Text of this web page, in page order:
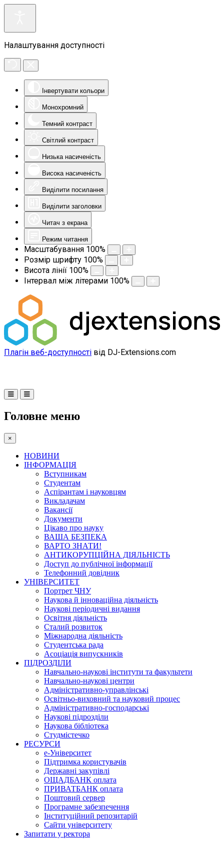
Налаштування доступності
Інвертувати кольори
Монохромний
Темний контраст
Світлий контраст
Низька насиченість
Висока насиченість
Виділити посилання
Виділити заголовки
Читач з екрана
Режим читання
Масштабування 100%
Розмір шрифту 100%
Висота лінії 100%
Інтервал між літерами 100%
Плагін веб-доступності від DJ-Extensions.com
Головне меню
×
НОВИНИ
ІНФОРМАЦІЯ
Вступникам
Студентам
Аспірантам і науковцям
Викладачам
Вакансії
Документи
Цікаво про науку
ВАША БЕЗПЕКА
ВАРТО ЗНАТИ!
АНТИКОРУПЦІЙНА ДІЯЛЬНІСТЬ
Доступ до публічної інформації
Телефонний довідник
УНІВЕРСИТЕТ
Портрет ЧНУ
Наукова й інноваційна діяльність
Наукові періодичні видання
Освітня діяльність
Сталий розвиток
Міжнародна діяльність
Студентська рада
Асоціація випускників
ПІДРОЗДІЛИ
Навчально-наукові інститути та факультети
Навчально-наукові центри
Адміністративно-управлінські
Освітньо-виховний та науковий процес
Адміністративно-господарські
Наукові підрозділи
Наукова бібліотека
Студмістечко
РЕСУРСИ
е-Університет
Підтримка користувачів
Державні закупівлі
ОЩАДБАНК оплата
ПРИВАТБАНК оплата
Поштовий сервер
Програмне забезпечення
Інституційний репозитарій
Сайти університету
Запитати у ректора